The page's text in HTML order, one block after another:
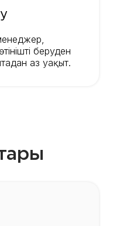
беруден
аз уақыт.